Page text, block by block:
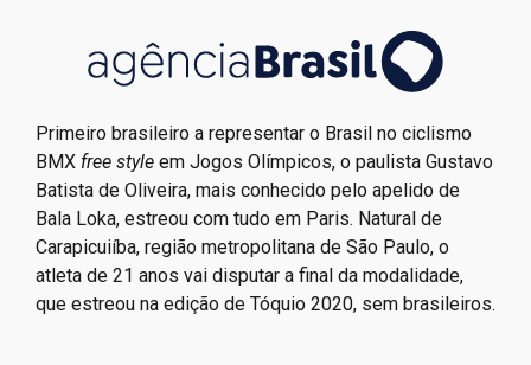
Primeiro brasileiro a representar o Brasil no ciclismo
BMX free style em Jogos Olímpicos, o paulista Gustavo
Batista de Oliveira, mais conhecido pelo apelido de
Bala Loka, estreou com tudo em Paris. Natural de
Carapicuiíba, região metropolitana de São Paulo, o
atleta de 21 anos vai disputar a final da modalidade,
que estreou na edição de Tóquio 2020, sem brasileiros.